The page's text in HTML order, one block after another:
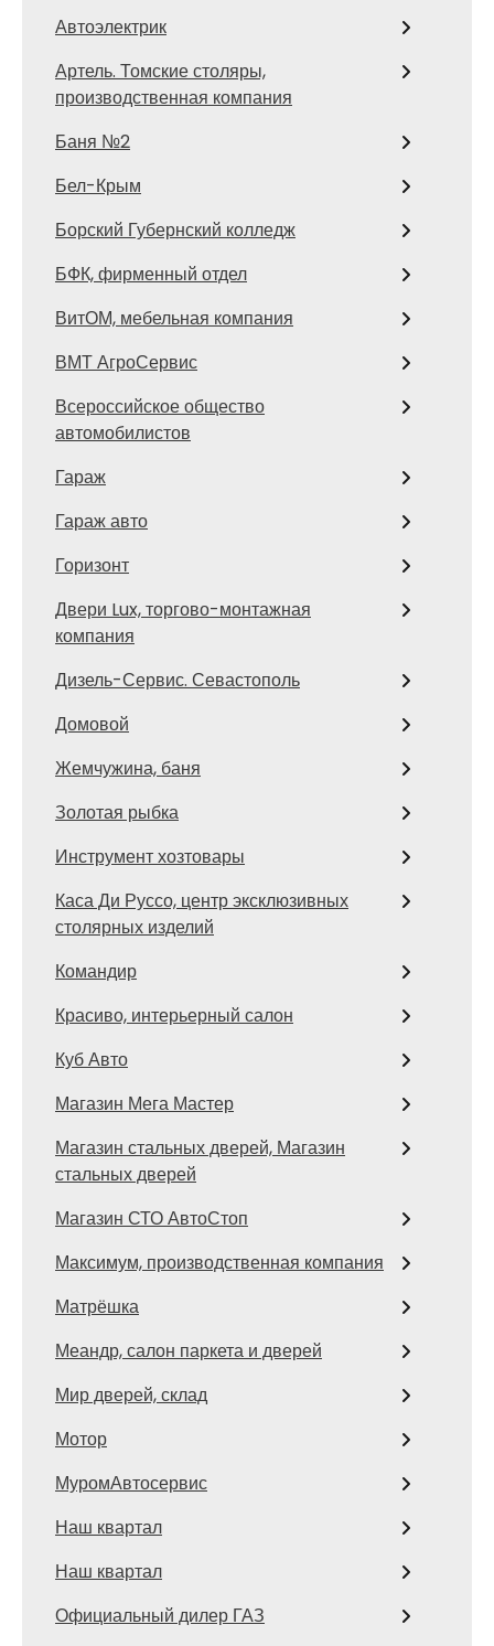
Автоэлектрик
Артель. Томские столяры,
производственная компания
Баня №2
Бел-Крым
Борский Губернский колледж
БФК, фирменный отдел
ВитОМ, мебельная компания
ВМТ АгроСервис
Всероссийское общество
автомобилистов
Гараж
Гараж авто
Горизонт
Двери Lux, торгово-монтажная
компания
Дизель-Сервис. Севастополь
Домовой
Жемчужина, баня
Золотая рыбка
Инструмент хозтовары
Каса Ди Руссо, центр эксклюзивных
столярных изделий
Командир
Красиво, интерьерный салон
Куб Авто
Магазин Мега Мастер
Магазин стальных дверей, Магазин
стальных дверей
Магазин СТО АвтоСтоп
Максимум, производственная компания
Матрёшка
Меандр, салон паркета и дверей
Мир дверей, склад
Мотор
МуромАвтосервис
Наш квартал
Наш квартал
Официальный дилер ГАЗ